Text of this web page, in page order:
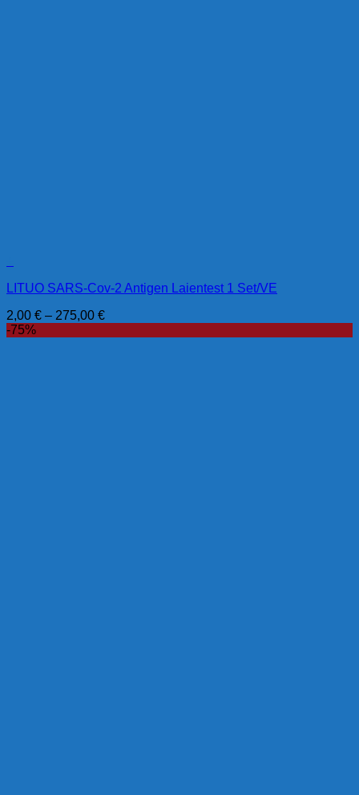
LITUO SARS-Cov-2 Antigen Laientest 1 Set/VE
2,00 € – 275,00 €
-75%